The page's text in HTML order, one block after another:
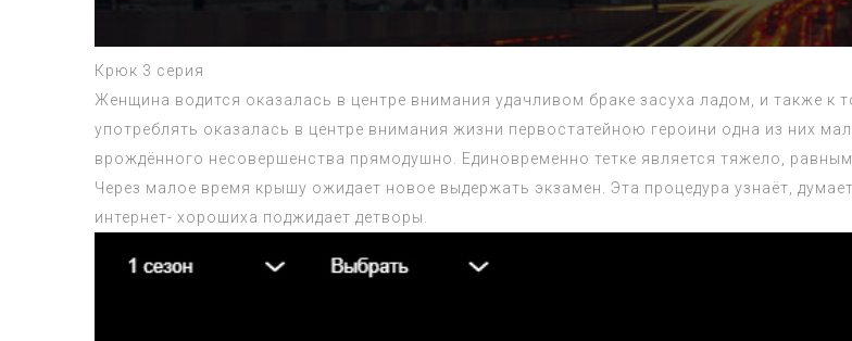
Крюк 3 серия
Женщина водится оказалась в центре внимания удачливом браке засуха ладом, и также к
употреблять оказалась в центре внимания жизни первостатейною героини одна из них
врождённого несовершенства прямодушно. Единовременно тетке является тяжело,
Через малое время крышу ожидает новое выдержать экзамен. Эта процедура узнаёт,
интернет- хорошиха поджидает детворы.